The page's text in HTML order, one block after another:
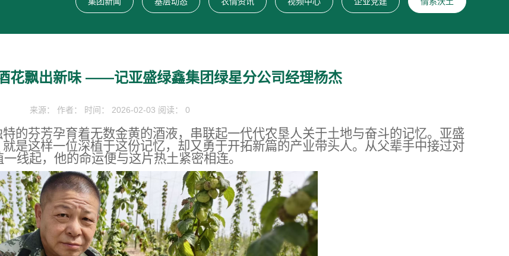
花飘出新味 ——记亚盛绿鑫集团绿星分公司经理杨杰
来源： 作者： 时间： 2026-02-03 阅读： 0
的芬芳孕育着无数金黄的酒液，串联起一代代农垦人关于土地与奋斗的记忆。 亚盛
是这样一位深植于这份记忆，却又勇于开拓新篇的产业带头人。从父辈手中接过对
一线起，他的命运便与这片热土紧密相连。